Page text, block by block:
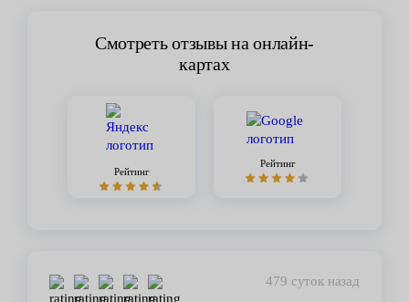
Смотреть отзывы на онлайн-
картах
Рейтинг
Рейтинг
479 суток назад